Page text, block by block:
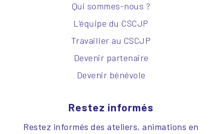
Qui sommes-nous ?
L’équipe du CSCJP
Travailler au CSCJP
Devenir partenaire
Devenir bénévole
Restez informés
Restez informés des ateliers, animations en